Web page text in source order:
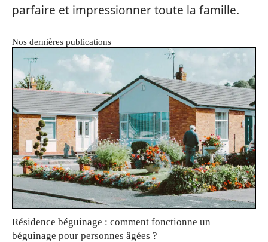
parfaire et impressionner toute la famille.
Nos dernières publications
Résidence béguinage : comment fonctionne un
béguinage pour personnes âgées ?